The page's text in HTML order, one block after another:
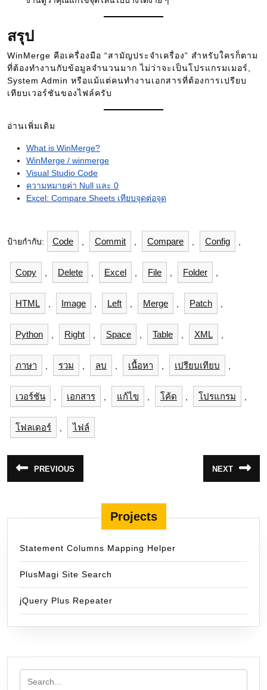
สรุป
WinMerge คือเครื่องมือ “สามัญประจำเครื่อง” สำหรับใครก็ตาม
ที่ต้องทำงานกับข้อมูลจำนวนมาก ไม่ว่าจะเป็นโปรแกรมเมอร์,
System Admin หรือแม้แต่คนทำงานเอกสารที่ต้องการเปรียบ
เทียบเวอร์ชันของไฟล์ครับ
อ่านเพิ่มเติม
What is WinMerge?
WinMerge / winmerge
Visual Studio Code
ความหมายค่า Null และ 0
Excel: Compare Sheets เทียบจุดต่อจุด
ป้ายกำกับ: Code Commit Compare Config
Copy Delete Excel File Folder
HTML Image Left Merge Patch
Python Right Space Table XML
ภาษา รวม ลบ เนื้อหา เปรียบเทียบ
เวอร์ชัน เอกสาร แก้ไข โค้ด โปรแกรม
โฟลเดอร์ ไฟล์
แนะแนว
เรื่อง
PREVIOUS
post:
NEXT
post:
Projects
Statement Columns Mapping Helper
PlusMagi Site Search
jQuery Plus Repeater